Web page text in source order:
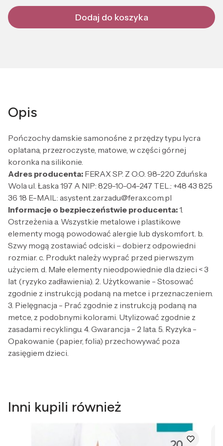
Dodaj do koszyka
Opis
Pończochy damskie samonośne z przędzy typu lycra
oplatana, przezroczyste, matowe, w części górnej
koronka na silikonie.
Adres producenta: FERAX SP. Z O.O. 98-220 Zduńska
Wola ul. Łaska 197 A NIP: 829-10-04-247 TEL.: +48 43 825
36 18 E-MAIL: asystent.zarzadu@ferax.com.pl
Informacje o bezpieczeństwie producenta:1.
Ostrzeżenia a. Wszystkie metalowe i plastikowe
elementy mogą powodować alergie lub dyskomfort. b.
Szwy mogą zostawiać odciski – dobierz odpowiedni
rozmiar. c. Produkt należy wyprać przed pierwszym
użyciem. d. Małe elementy nieodpowiednie dla dzieci < 3
lat (ryzyko zadławienia). 2. Użytkowanie - Stosować
zgodnie z instrukcją podaną na metce i przeznaczeniem.
3. Pielęgnacja - Prać zgodnie z instrukcją podaną na
metce, z podobnymi kolorami. Utylizować zgodnie z
zasadami recyklingu. 4. Gwarancja - 2 lata. 5. Ryzyka -
Opakowanie (papier, folia) przechowywać poza
zasięgiem dzieci.
Inni kupili również